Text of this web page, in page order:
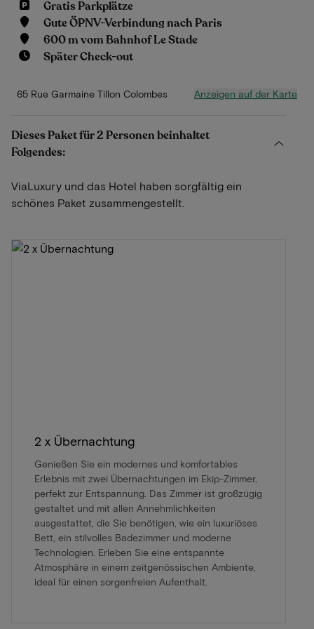
Gratis Parkplätze
Gute ÖPNV-Verbindung nach Paris
600 m vom Bahnhof Le Stade
Später Check-out
65 Rue Garmaine Tillon Colombes Anzeigen auf der Karte
Dieses Paket für 2 Personen beinhaltet
Folgendes:
ViaLuxury und das Hotel haben sorgfältig ein
schönes Paket zusammengestellt.
2 x Übernachtung
Genießen Sie ein modernes und komfortables
Erlebnis mit zwei Übernachtungen im Ekip-Zimmer,
perfekt zur Entspannung. Das Zimmer ist großzügig
gestaltet und mit allen Annehmlichkeiten
ausgestattet, die Sie benötigen, wie ein luxuriöses
Bett, ein stilvolles Badezimmer und moderne
Technologien. Erleben Sie eine entspannte
Atmosphäre in einem zeitgenössischen Ambiente,
ideal für einen sorgenfreien Aufenthalt.